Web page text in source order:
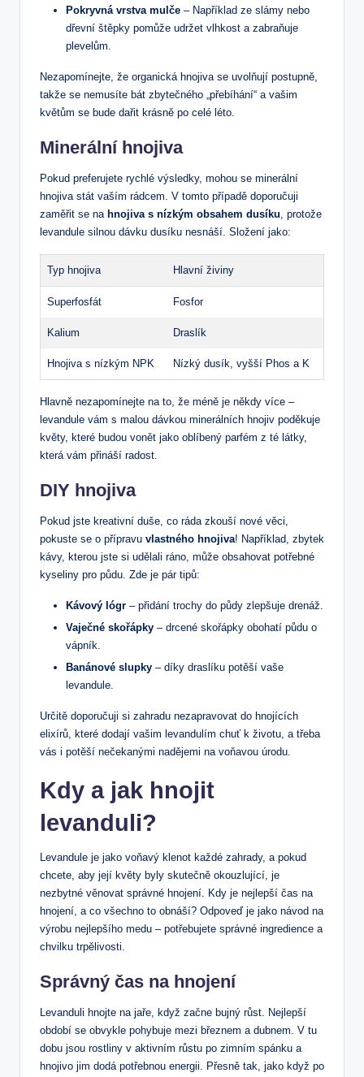
Pokryvná vrstva mulče – Například ze slámy nebo
dřevní štěpky pomůže udržet vlhkost a zabraňuje
plevelům.
Nezapomínejte, že organická hnojiva se uvolňují postupně,
takže se nemusíte bát zbytečného „přebíhání“ a vašim
květům se bude dařit krásně po celé léto.
Minerální hnojiva
Pokud preferujete rychlé výsledky, mohou se minerální
hnojiva stát vaším rádcem. V tomto případě doporučuji
zaměřit se na hnojiva s nízkým obsahem dusíku , protože
levandule silnou dávku dusíku nesnáší. Složení jako:
Typ hnojiva Hlavní živiny
Superfosfát Fosfor
Kalium Draslík
Hnojiva s nízkým NPK Nízký dusík, vyšší Phos a K
Hlavně nezapomínejte na to, že méně je někdy více –
levandule vám s malou dávkou minerálních hnojiv poděkuje
květy, které budou vonět jako oblíbený parfém z té látky,
která vám přináší radost.
DIY hnojiva
Pokud jste kreativní duše, co ráda zkouší nové věci,
pokuste se o přípravu vlastného hnojiva! Například, zbytek
kávy, kterou jste si udělali ráno, může obsahovat potřebné
kyseliny pro půdu. Zde je pár tipů:
Kávový lógr – přidání trochy do půdy zlepšuje drenáž.
Vaječné skořápky – drcené skořápky obohatí půdu o
vápník.
Banánové slupky – díky draslíku potěší vaše
levandule.
Určitě doporučuji si zahradu nezapravovat do hnojících
elixírů, které dodají vašim levandulím chuť k životu, a třeba
vás i potěší nečekanými nadějemi na voňavou úrodu.
Kdy a jak hnojit
levanduli?
Levandule je jako voňavý klenot každé zahrady, a pokud
chcete, aby její květy byly skutečně okouzlující, je
nezbytné věnovat správné hnojení. Kdy je nejlepší čas na
hnojení, a co všechno to obnáší? Odpoveď je jako návod na
výrobu nejlepšího medu – potřebujete správné ingredience a
chvilku trpělivosti.
Správný čas na hnojení
Levanduli hnojte na jaře, když začne bujný růst. Nejlepší
období se obvykle pohybuje mezi březnem a dubnem. V tu
dobu jsou rostliny v aktivním růstu po zimním spánku a
hnojivo jim dodá potřebnou energii. Přesně tak, jako když po